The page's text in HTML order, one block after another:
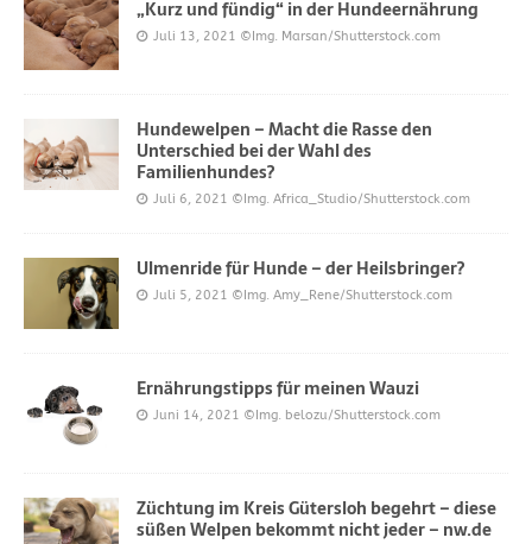
„Kurz und fündig“ in der Hundeernährung
Juli 13, 2021 ©Img. Marsan/Shutterstock.com
Hundewelpen – Macht die Rasse den
Unterschied bei der Wahl des
Familienhundes?
Juli 6, 2021 ©Img. Africa_Studio/Shutterstock.com
Ulmenride für Hunde – der Heilsbringer?
Juli 5, 2021 ©Img. Amy_Rene/Shutterstock.com
Ernährungstipps für meinen Wauzi
Juni 14, 2021 ©Img. belozu/Shutterstock.com
Züchtung im Kreis Gütersloh begehrt – diese
süßen Welpen bekommt nicht jeder – nw.de